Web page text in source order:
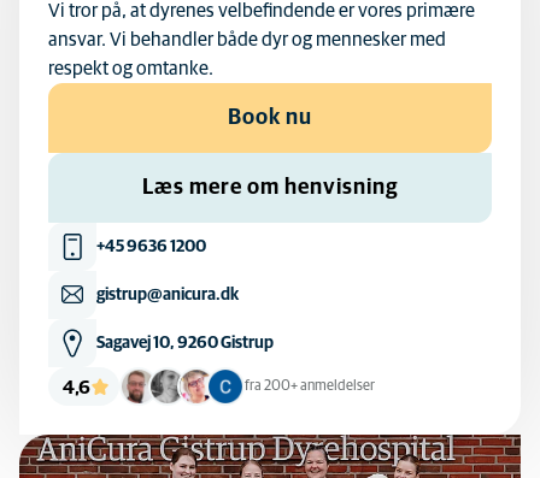
Vi tror på, at dyrenes velbefindende er vores primære
ansvar. Vi behandler både dyr og mennesker med
respekt og omtanke.
Book nu
Læs mere om henvisning
+45 9636 1200
gistrup@anicura.dk
Sagavej 10, 9260 Gistrup
4,6 fra 200+ anmeldelser